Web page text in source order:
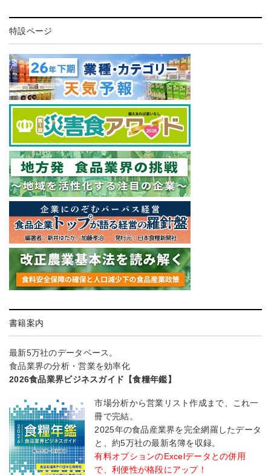
特設ページ
書籍案内
最新5万社のデータベース。
食品業界の分析・営業を効率化
2026食品業界ビジネスガイド【食糧年鑑】
市場分析から営業リスト作成まで、これ一
冊で完結。
2025年の食品産業界を完全網羅したデータ
と、約5万社の最新名簿を収録。
有料オプションのExcelデータとの併用
で、利便性が格段にアップ！